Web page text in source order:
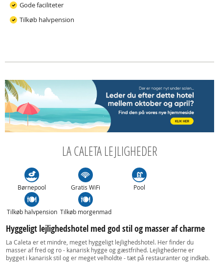
Gode faciliteter
Tilkøb halvpension
LA CALETA LEJLIGHEDER
Børnepool Gratis WiFi Pool
Tilkøb halvpension Tilkøb morgenmad
Hyggeligt lejlighedshotel med god stil og masser af charme
La Caleta er et mindre, meget hyggeligt lejlighedshotel. Her finder du
masser af fred og ro - kanarisk hygge og gæstfrihed. Lejlighederne er
bygget i kanarisk stil og er meget velholdte - tæt på restauranter og indkøb.